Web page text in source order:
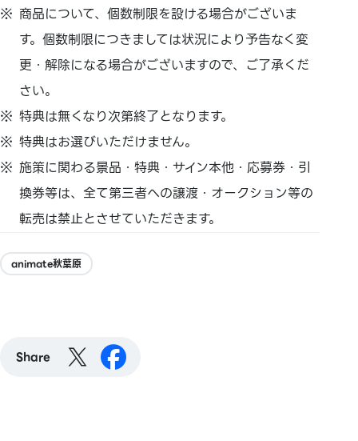
商品について、個数制限を設ける場合がございま
す。個数制限につきましては状況により予告なく変
更・解除になる場合がございますので、ご了承くだ
さい。
特典は無くなり次第終了となります。
特典はお選びいただけません。
施策に関わる景品・特典・サイン本他・応募券・引
換券等は、全て第三者への譲渡・オークション等の
転売は禁止とさせていただきます。
animate秋葉原
Share